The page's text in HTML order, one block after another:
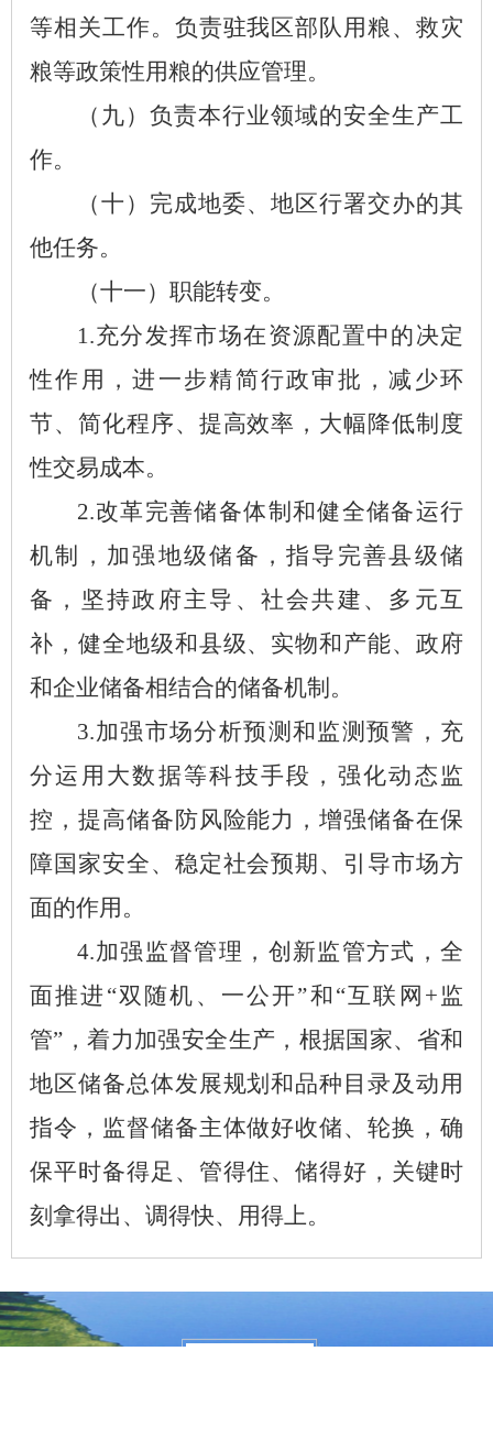
等相关工作。负责驻我区部队用粮、救灾
粮等政策性用粮的供应管理。
（ 九） 负责本行业领域的安全生产工
作。
（十） 完成地委、 地区行署交办的其
他任务。
（十一） 职能转变。
1.充分发挥市场在资源配置中的决定
性作用 ，进一步精简行政审批 ，减少环
节、简化程序、 提高效率 ， 大幅降低制度
性交易成本。
2.改革完善储备体制和健全储备运行
机制
， 加强地级储备 ，指导完善县级储
备， 坚持政府主导、社会共建、多元互
补 ，健全地级和县级、实物和产能、政府
和企业储备相结合的储备机制 。
3.加强市场分析预测和监测预警 ， 充
分运用大数据等科技手段 ， 强化动态监
控 ， 提高储备防风险能力 ，增强储备在保
障国家安全、稳定社会预期、引导市场方
面的作用。
4.加强监督管理 ， 创新监管方式 ，全
面推进 “双随机、一公开”和 “互联网 +监
管” ，着力加强安全生产 ， 根据国家、 省和
地区储备总体发展规划和品种目录及动用
指令 ， 监督储备主体做好收储、轮换 ，确
保平时备得足、管得住、储得好 ， 关键时
刻拿得出、调得快、用得上。